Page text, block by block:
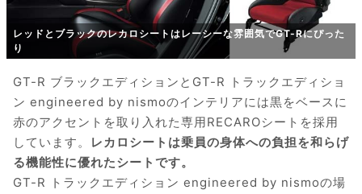
レッドとブラックのレカロシートはレーシーな雰囲気でGT-Rにぴった
り
GT-R ブラックエディションとGT-R トラックエディショ
ン engineered by nismoのインテリアには黒をベースに
赤のアクセントを取り入れた専用RECAROシートを採用
しています。
レカロシートは乗員の身体への負担を和らげ
る機能性に優れたシートです。
GT-R トラックエディション engineered by nismoの場